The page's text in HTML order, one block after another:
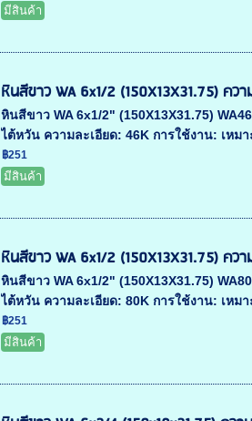
มีสินค้า
หินสีขาว WA 6x1/2 (150X13X31.75) คว
หินสีขาว WA 6x1/2" (150X13X31.75)
ไต้หวัน ความละเอียด: 46K การใช้งาน: เหม
฿251
มีสินค้า
หินสีขาว WA 6x1/2 (150X13X31.75) คว
หินสีขาว WA 6x1/2" (150X13X31.75)
ไต้หวัน ความละเอียด: 80K การใช้งาน: เหม
฿251
มีสินค้า